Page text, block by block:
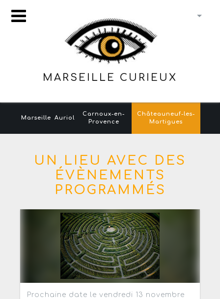
MARSEILLE CURIEUX
Marseille Auriol
Carnoux-en-
Provence
Châteauneuf-les-
Martigues
UN LIEU AVEC DES
ÉVÈNEMENTS
PROGRAMMÉS
Prochaine date le vendredi 13 novembre